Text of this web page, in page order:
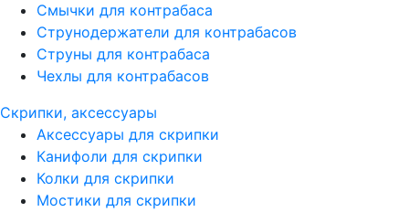
Смычки для контрабаса
Струнодержатели для контрабасов
Струны для контрабаса
Чехлы для контрабасов
Скрипки, аксессуары
Аксессуары для скрипки
Канифоли для скрипки
Колки для скрипки
Мостики для скрипки